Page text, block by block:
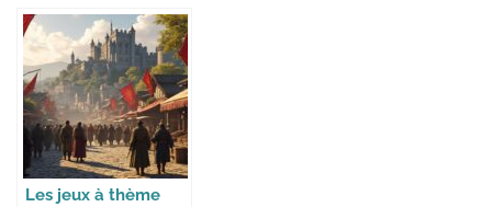
anniversaire
Les jeux à thème